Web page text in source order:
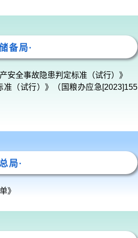
备局·
安全事故隐患判定标准（试行）》
准（试行）》（国粮办应急[2023]155
局·
》